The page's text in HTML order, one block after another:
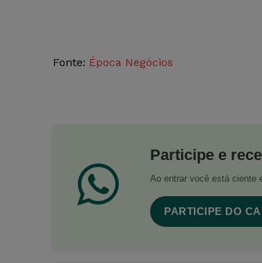
Fonte: Época Negócios
Participe e
Ao entrar você está ciente
PARTICIPE DO